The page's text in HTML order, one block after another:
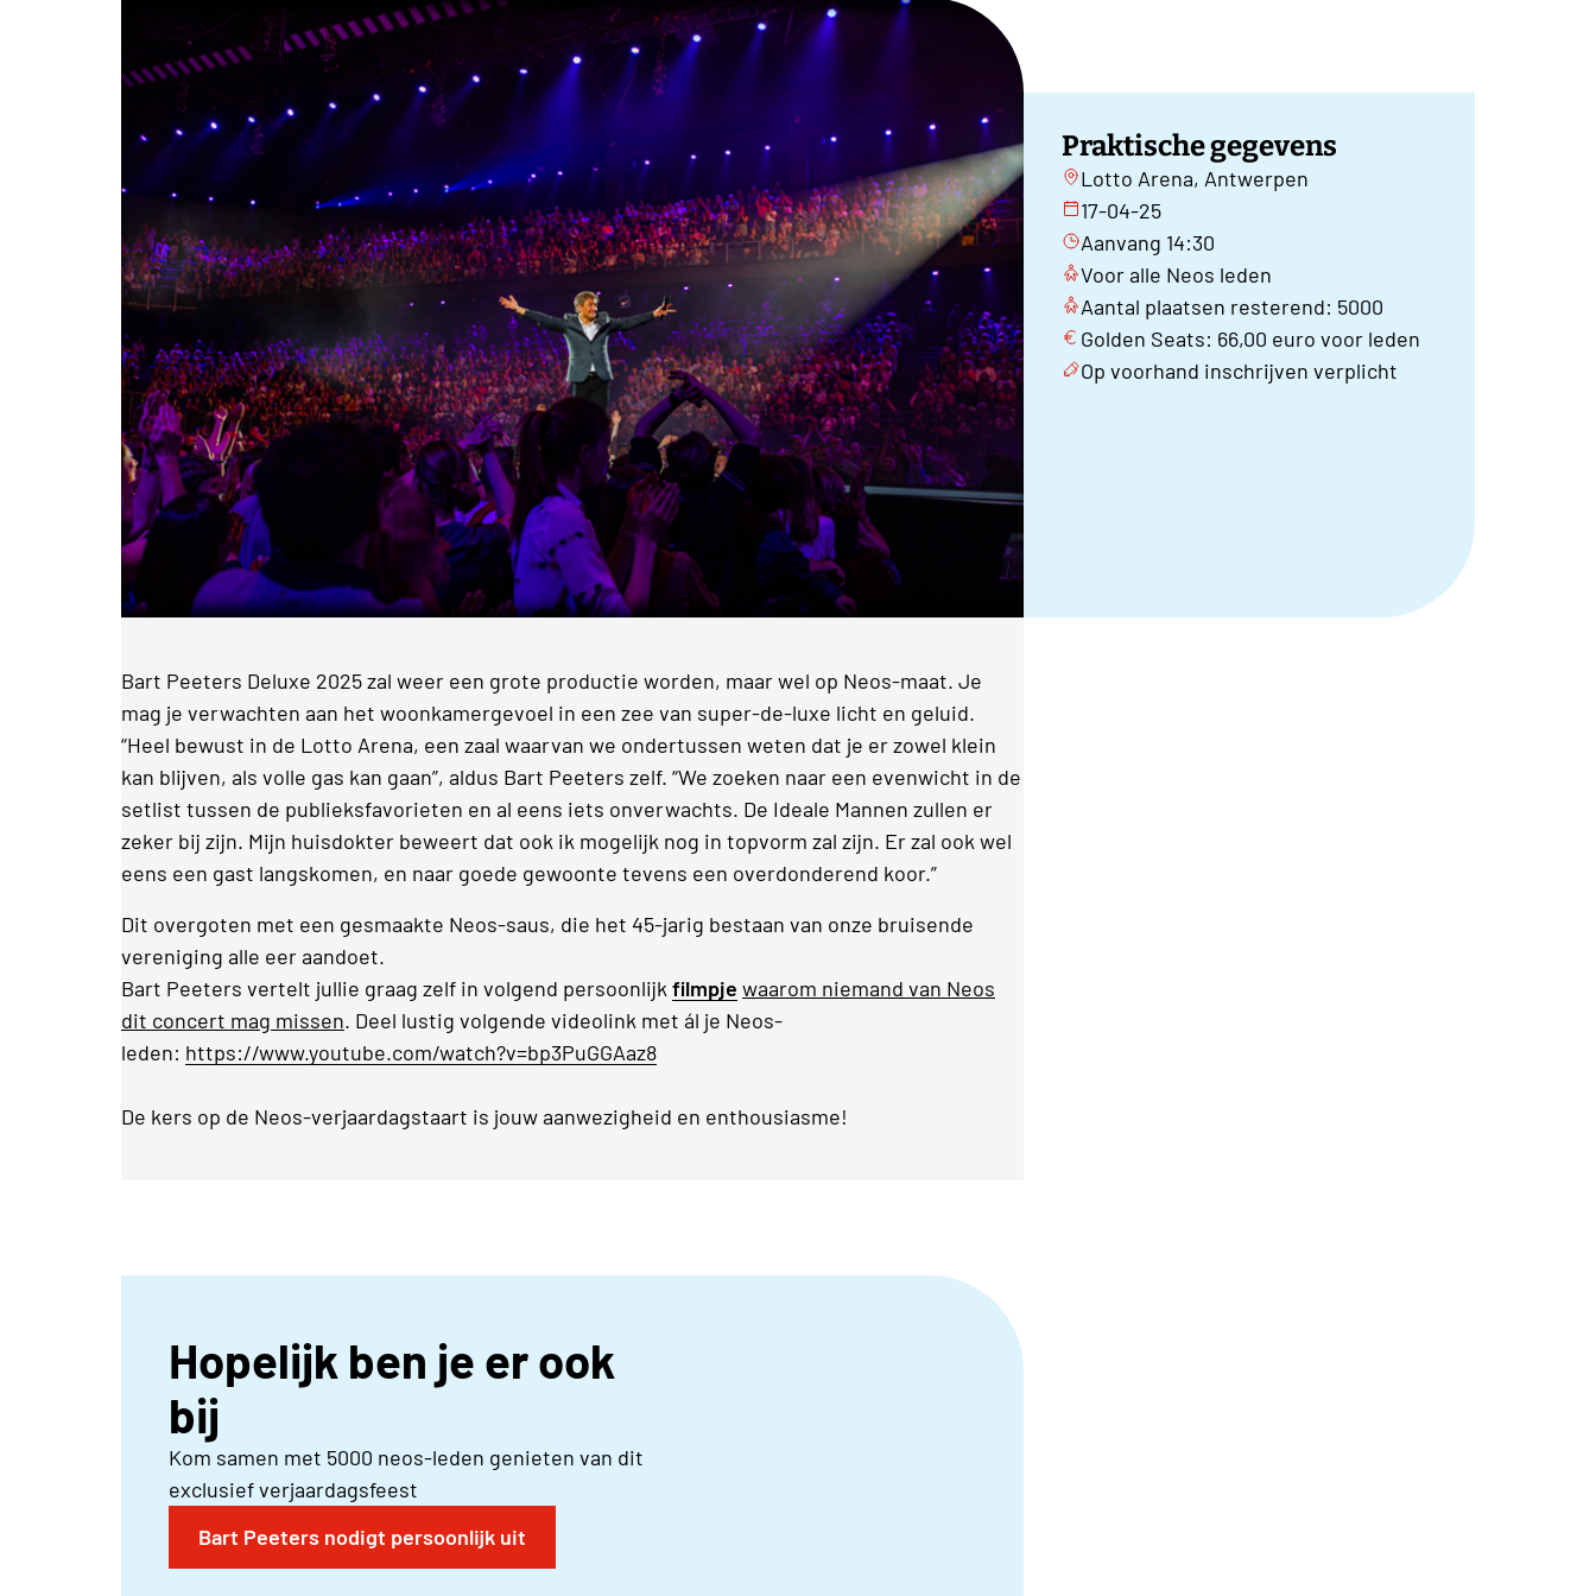
Praktische gegevens
Lotto Arena, Antwerpen
17-04-25
Aanvang 14:30
Voor alle Neos leden
Aantal plaatsen resterend: 5000
Golden Seats: 66,00 euro voor leden
Op voorhand inschrijven verplicht
Bart Peeters Deluxe 2025 zal weer een grote productie worden, maar wel op Neos-maat. Je
mag je verwachten aan het woonkamergevoel in een zee van super-de-luxe licht en geluid.
“Heel bewust in de Lotto Arena, een zaal waarvan we ondertussen weten dat je er zowel klein
kan blijven, als volle gas kan gaan”, aldus Bart Peeters zelf. “We zoeken naar een evenwicht in de
setlist tussen de publieksfavorieten en al eens iets onverwachts. De Ideale Mannen zullen er
zeker bij zijn. Mijn huisdokter beweert dat ook ik mogelijk nog in topvorm zal zijn. Er zal ook wel
eens een gast langskomen, en naar goede gewoonte tevens een overdonderend koor.”
Dit overgoten met een gesmaakte Neos-saus, die het 45-jarig bestaan van onze bruisende
vereniging alle eer aandoet.
Bart Peeters vertelt jullie graag zelf in volgend persoonlijk filmpje waarom niemand van Neos
dit concert mag missen. Deel lustig volgende videolink met ál je Neos-
leden: https://www.youtube.com/watch?v=bp3PuGGAaz8
De kers op de Neos-verjaardagstaart is jouw aanwezigheid en enthousiasme!
Hopelijk ben je er ook
bij
Kom samen met 5000 neos-leden genieten van dit
exclusief verjaardagsfeest
Bart Peeters nodigt persoonlijk uit